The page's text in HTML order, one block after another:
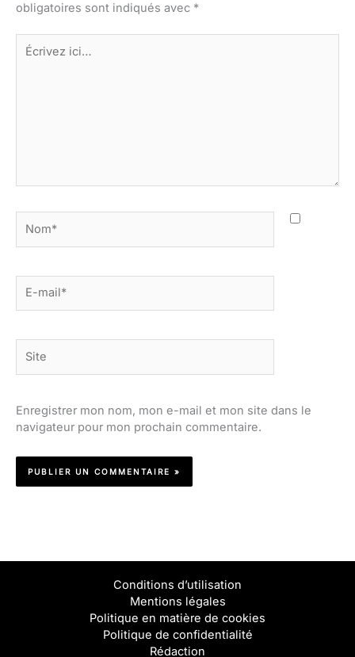
obligatoires sont indiqués avec *
Écrivez
ici…
mail*
Enregistrer mon nom, mon e-mail et mon site dans le
navigateur pour mon prochain commentaire.
Conditions d’utilisation
Mentions légales
Politique en matière de cookies
Politique de confidentialité
Rédaction